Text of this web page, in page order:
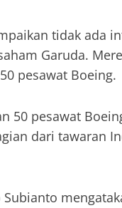
tidak ada
Garuda.
pesawat Boeing.
50 pesawat
dari tawaran
Subianto